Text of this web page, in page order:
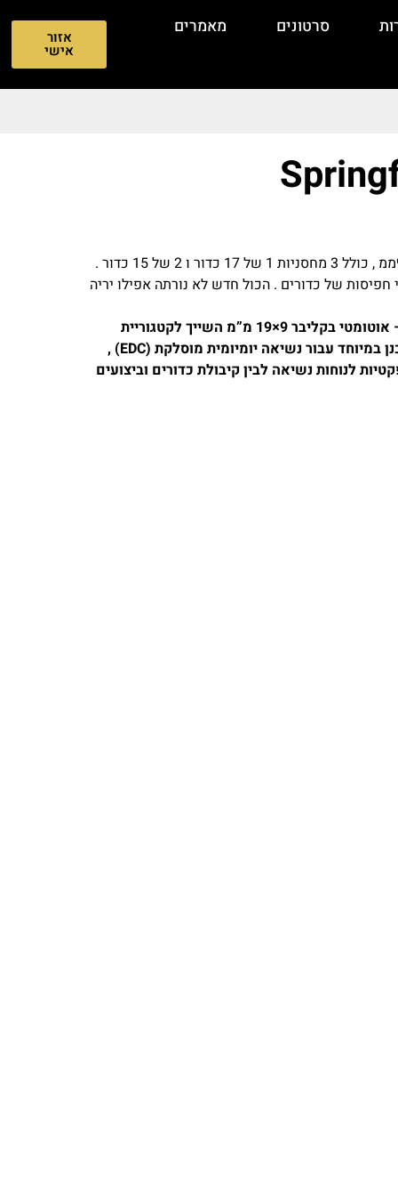
סרטונים
מאמרים
אזור
אישי
אקדח חדש בקופסה ספרינגפילד אלקט פרו 9ממ , כולל 3 מחסניות 1 של 17 כדור ו 2 של 15 כדור .
חפיסות של כדורים . הכול חדש לא נורתה אפילו יריה
ה-Springfield Hellcat Pro הוא אקדח חצי – אוטומטי בקליבר 9×19 מ”מ השייך לקטגוריית
“קומפקט סלים” (Compact Slim) . הוא תוכנן במיוחד עבור נשיאה יומיומית מוסלקת (EDC) ,
לנוחות נשיאה לבין קיבולת כדורים וביצועים